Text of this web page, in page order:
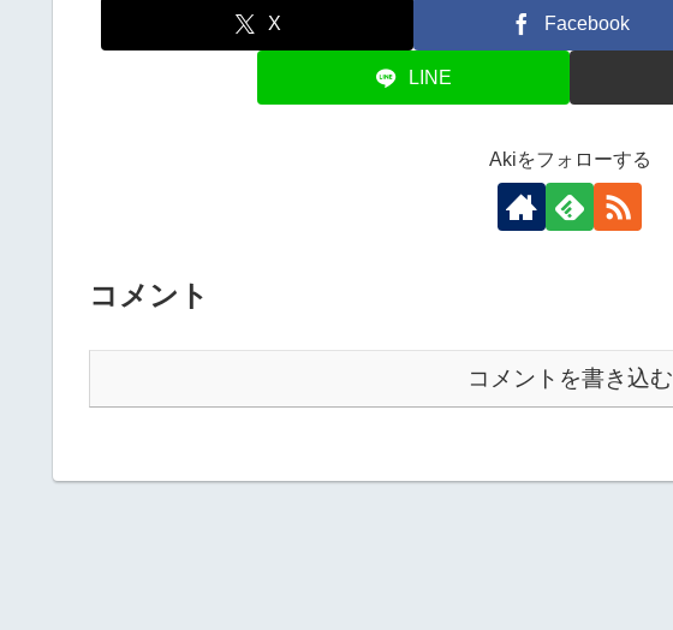
X Facebook
LINE
Akiをフォローする
コメント
コメントを書き込む